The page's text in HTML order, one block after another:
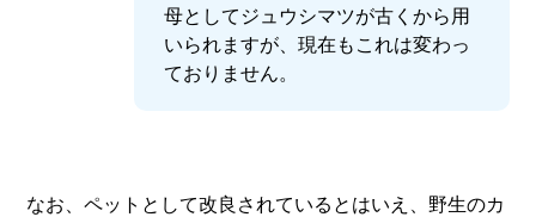
母としてジュウシマツが古くから用
いられますが、現在もこれは変わっ
ておりません。
なお、ペットとして改良されているとはいえ、野生のカ